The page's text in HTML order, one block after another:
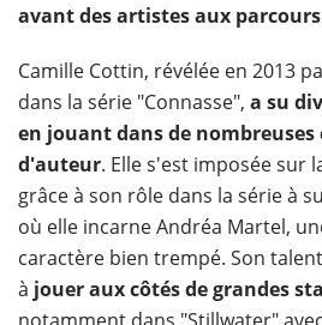
avant des artistes aux
Camille Cottin, révélée en 2013
dans la série "Connasse", a su
en jouant dans de
d'auteur. Elle s'est imposée sur
grâce à son rôle dans la série à
où elle incarne Andréa Martel,
caractère bien trempé. Son
à jouer aux côtés de grandes